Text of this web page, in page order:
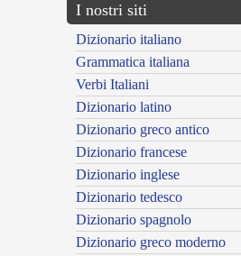
I nostri siti
Dizionario italiano
Grammatica italiana
Verbi Italiani
Dizionario latino
Dizionario greco antico
Dizionario francese
Dizionario inglese
Dizionario tedesco
Dizionario spagnolo
Dizionario greco moderno